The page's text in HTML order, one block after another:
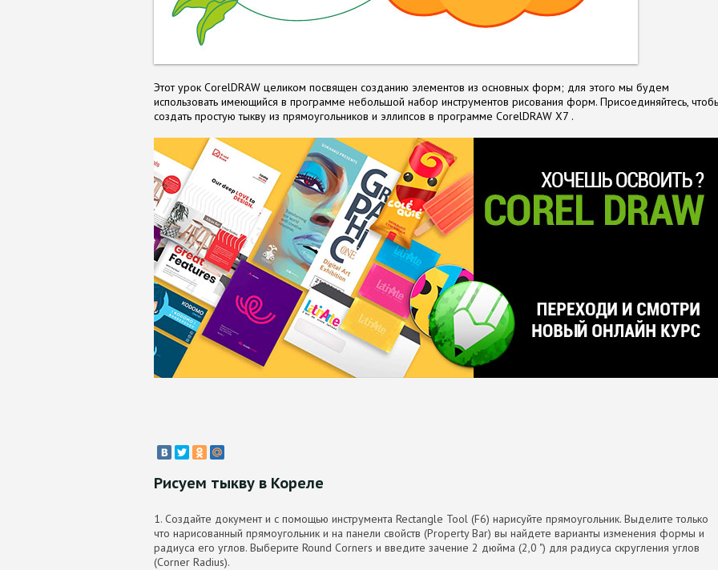
Этот урок CorelDRAW целиком посвящен созданию элементов из основных форм; для этого мы будем
использовать имеющийся в программе небольшой набор инструментов рисования форм. Присоединяйтесь,
создать простую тыкву из прямоугольников и эллипсов в программе CorelDRAW X7 .
Рисуем тыкву в Кореле
1. Создайте документ и с помощью инструмента Rectangle Tool (F6) нарисуйте прямоугольник. Выделите только
что нарисованный прямоугольник и на панели свойств (Property Bar) вы найдете варианты изменения формы и
радиуса его углов. Выберите Round Corners и введите зачение 2 дюйма (2,0 ") для радиуса скругления углов
(Corner Radius).